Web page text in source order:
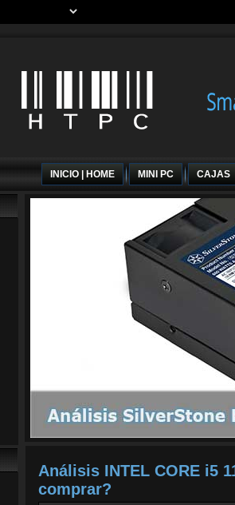
INICIO | HOME MINI PC CAJAS
Análisis INTEL CORE i5
comprar?